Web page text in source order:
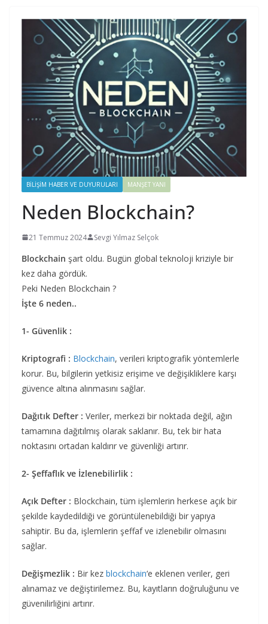
BILIŞIM HABER VE DUYURULARI MANŞET YANI
Neden Blockchain?
21 Temmuz 2024 Sevgi Yılmaz Selçok
Blockchain şart oldu. Bugün global teknoloji kriziyle bir
kez daha gördük.
Peki Neden Blockchain ?
İşte 6 neden..
1- Güvenlik :
Kriptografi : Blockchain, verileri kriptografik yöntemlerle
korur. Bu, bilgilerin yetkisiz erişime ve değişikliklere karşı
güvence altına alınmasını sağlar.
Dağıtık Defter : Veriler, merkezi bir noktada değil, ağın
tamamına dağıtılmış olarak saklanır. Bu, tek bir hata
noktasını ortadan kaldırır ve güvenliği artırır.
2- Şeffaflık ve İzlenebilirlik :
Açık Defter : Blockchain, tüm işlemlerin herkese açık bir
şekilde kaydedildiği ve görüntülenebildiği bir yapıya
sahiptir. Bu da, işlemlerin şeffaf ve izlenebilir olmasını
sağlar.
Değişmezlik : Bir kez blockchain‘e eklenen veriler, geri
alınamaz ve değiştirilemez. Bu, kayıtların doğruluğunu ve
güvenilirliğini artırır.